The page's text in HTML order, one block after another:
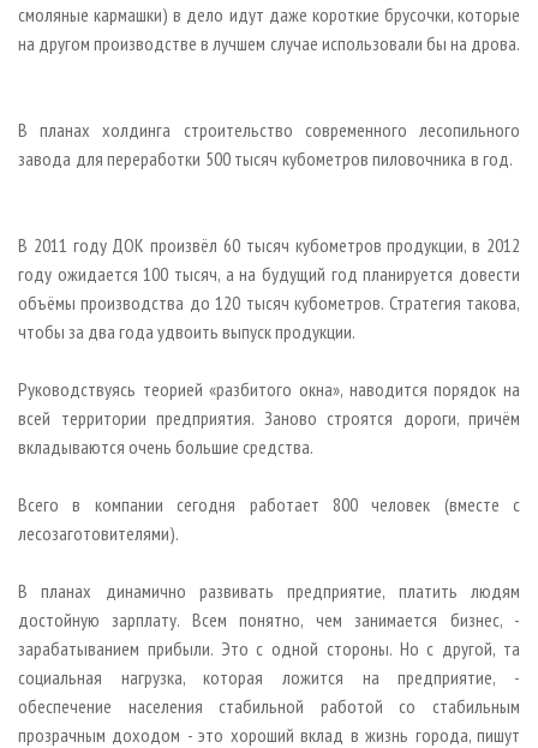
смоляные кармашки) в дело идут даже короткие брусочки, которые
на другом производстве в лучшем случае использовали бы на дрова.
В планах холдинга строительство современного лесопильного
завода для переработки 500 тысяч кубометров пиловочника в год.
В 2011 году ДОК произвёл 60 тысяч кубометров продукции, в 2012
году ожидается 100 тысяч, а на будущий год планируется довести
объёмы производства до 120 тысяч кубометров. Стратегия такова,
чтобы за два года удвоить выпуск продукции.
Руководствуясь теорией «разбитого окна», наводится порядок на
всей территории предприятия. Заново строятся дороги, причём
вкладываются очень большие средства.
Всего в компании сегодня работает 800 человек (вместе с
лесозаготовителями).
В планах динамично развивать предприятие, платить людям
достойную зарплату. Всем понятно, чем занимается бизнес, -
зарабатыванием прибыли. Это с одной стороны. Но с другой, та
социальная нагрузка, которая ложится на предприятие, -
обеспечение населения стабильной работой со стабильным
прозрачным доходом - это хороший вклад в жизнь города, пишут